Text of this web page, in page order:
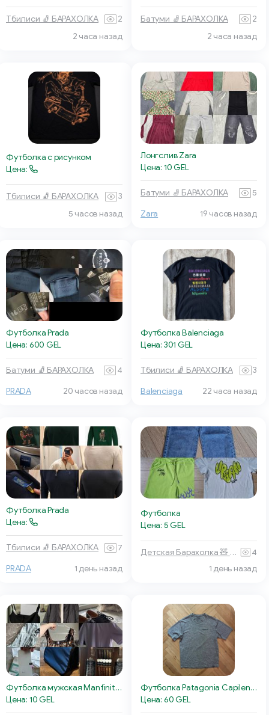
Тбилиси 🧦 БАРАХОЛКА
2
2 часа назад
Батуми 🧦 БАРАХОЛКА
2
2 часа назад
Футболка с рисунком
Цена:
Тбилиси 🧦 БАРАХОЛКА
3
5 часов назад
Лонгслив Zara
Цена: 10 GEL
Батуми 🧦 БАРАХОЛКА 5
Zara 19 часов назад
Футболка Prada
Цена: 600 GEL
Батуми 🧦 БАРАХОЛКА 4
PRADA 20 часов назад
Футболка Balenciaga
Цена: 301 GEL
Тбилиси 🧦 БАРАХОЛКА 3
Balenciaga 22 часа назад
Футболка Prada
Цена:
Тбилиси 🧦 БАРАХОЛКА 7
PRADA 1 день назад
Футболка
Цена: 5 GEL
Детская Барахолка 🧸 Батуми
4
1 день назад
Футболка мужская Manfinity L
Цена: 10 GEL
Футболка Patagonia Capilene Daily
Цена: 60 GEL